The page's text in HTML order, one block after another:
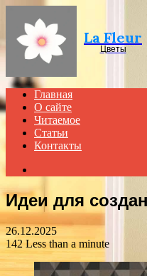
La Fleur
Цветы
Главная
О сайте
Читаемое
Статьи
Контакты
Идеи для
26.12.2025
142Less than a minute